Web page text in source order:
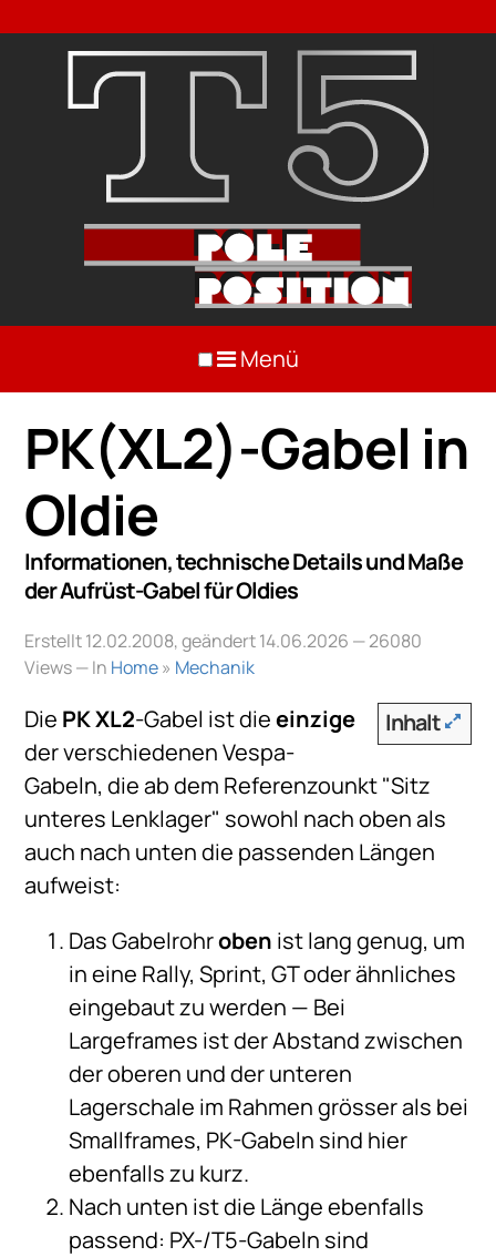
Menü
PK(XL2)-Gabel in
Oldie
Informationen, technische Details und Maße
der Aufrüst-Gabel für Oldies
Erstellt 12.02.2008, geändert 14.06.2026 — 26080
Views — In Home» Mechanik
Inhalt
Die PK XL2-Gabel ist dieeinzige
der verschiedenen Vespa-
Gabeln, die ab dem Referenzounkt "Sitz
unteres Lenklager" sowohl nach oben als
auch nach unten die passenden Längen
aufweist:
Das Gabelrohroben ist lang genug, um
in eine Rally, Sprint, GT oder ähnliches
eingebaut zu werden — Bei
Largeframes ist der Abstand zwischen
der oberen und der unteren
Lagerschale im Rahmen grösser als bei
Smallframes, PK-Gabeln sind hier
ebenfalls zu kurz.
Nach unten ist die Länge ebenfalls
passend: PX-/T5-Gabeln sind